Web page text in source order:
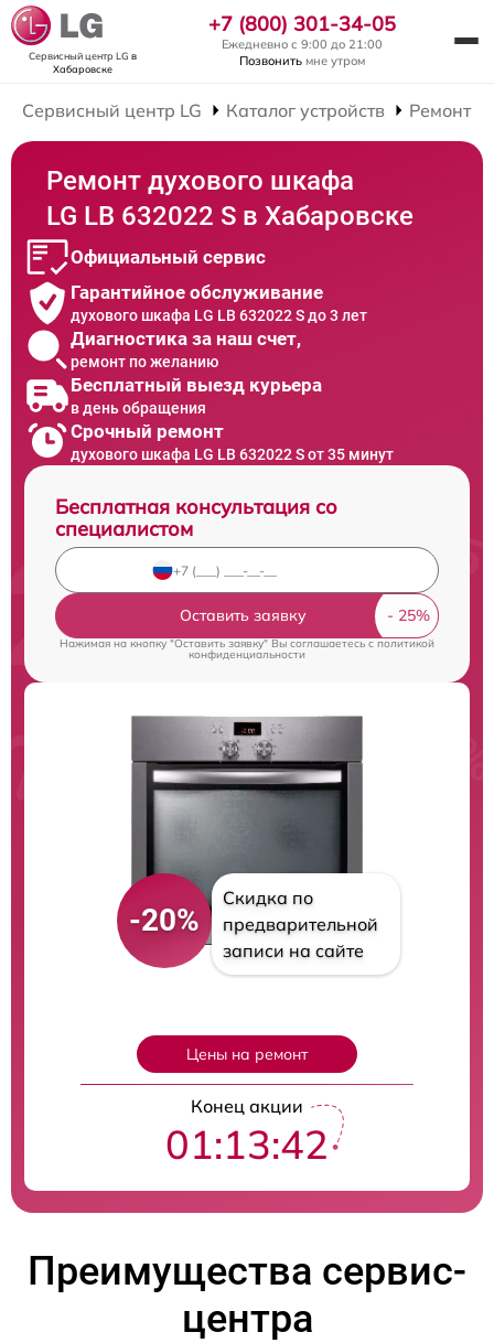
Сервисный центр LG в
Хабаровске
+7 (800) 301-34-05
Ежедневно с 9:00 до 21:00
Позвонить мне утром
Сервисный центр LG Каталог устройств Ремонт
Ремонт духового шкафа
LG LB 632022 S в Хабаровске
Официальный сервис
Гарантийное обслуживание
духового шкафа LG LB 632022 S до 3 лет
Диагностика за наш счет,
ремонт по желанию
Бесплатный выезд курьера
в день обращения
Срочный ремонт
духового шкафа LG LB 632022 S от 35 минут
Бесплатная консультация со
специалистом
Оставить заявку
Нажимая на кнопку "Оставить заявку" Вы соглашаетесь cполитикой
конфиденциальности
-20%
Скидка по
предварительной
записи на сайте
Цены на ремонт
Конец акции
01:13:41
Преимущества сервис-
центра